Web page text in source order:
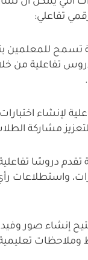
تفاعلي:
تسمح للمعلمين
تفاعلية من
لإنشاء
مشاركة
تقدم دروسًا
واستطلاعات
إنشاء صور
وملاحظات